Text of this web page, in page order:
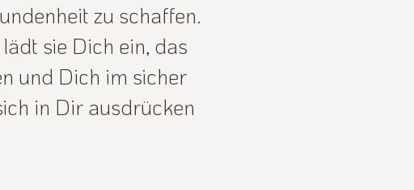
zu schaffen.
sie Dich ein, das
und Dich im sicher
in Dir ausdrücken